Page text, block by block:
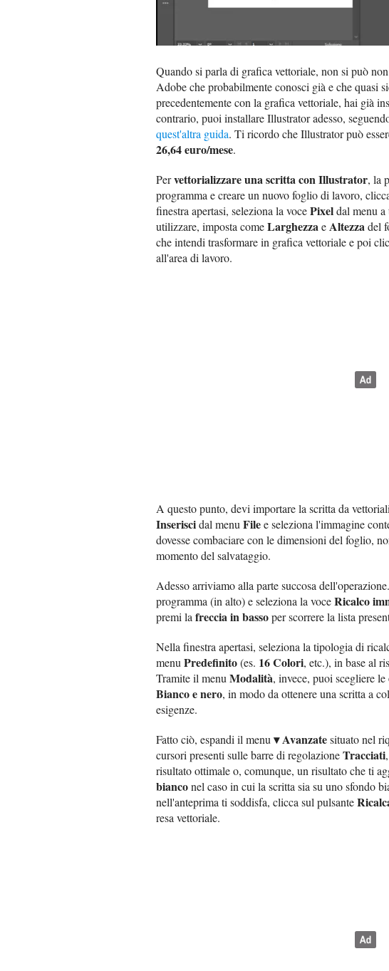
Quando si parla di grafica vettoriale, non si può
Adobe che probabilmente conosci già e che quasi
precedentemente con la grafica vettoriale, hai già
contrario, puoi installare Illustrator adesso,
quest'altra guida. Ti ricordo che Illustrator può
26,64 euro/mese.
Pervettorializzare una scritta con Illustrator, la
programma e creare un nuovo foglio di lavoro,
finestra apertasi, seleziona la vocePixeldal menu
utilizzare, imposta comeLarghezzaeAltezzadel
che intendi trasformare in grafica vettoriale e poi
all'area di lavoro.
A questo punto, devi importare la scritta da
Inseriscidal menuFilee seleziona l'immagine
dovesse combaciare con le dimensioni del foglio,
momento del salvataggio.
Adesso arriviamo alla parte succosa
programma (in alto) e seleziona la voceRicalco
premi lafreccia in bassoper scorrere la lista
Nella finestra apertasi, seleziona la tipologia di
menuPredefinito(es. 16 Colori, etc.), in base al
Tramite il menuModalità, invece, puoi scegliere
Bianco e nero, in modo da ottenere una scritta a
esigenze.
Fatto ciò, espandi il menu▾ Avanzatesituato nel
cursori presenti sulle barre di regolazioneTracciati,
risultato ottimale o, comunque, un risultato che ti
bianconel caso in cui la scritta sia su uno sfondo
nell'anteprima ti soddisfa, clicca sul pulsante
resa vettoriale.